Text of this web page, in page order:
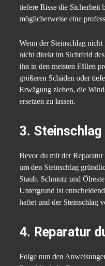
tiefere Risse die Sicherheit
möglicherweise eine
Wenn der Steinschlag
nicht direkt im Sichtfeld
ihn in den meisten Fällen
größeren Schäden oder
Erwägung ziehen, die
ersetzen zu lassen.
3. Steinschlag
Bevor du mit der
um den Steinschlag
Staub, Schmutz und
Untergrund ist
haftet und der Steinschlag
4. Reparatur
Folge nun den